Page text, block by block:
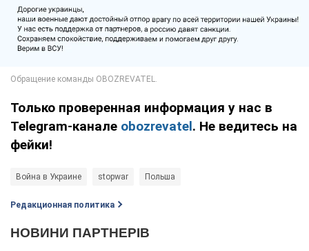
Только проверенная информация у нас в
Telegram-канале obozrevatel. Не ведитесь на
фейки!
Война в Украине stopwar Польша
Редакционная политика